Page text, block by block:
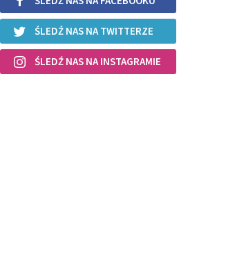
ŚLEDŹ NAS NA TWITTERZE
ŚLEDŹ NAS NA INSTAGRAMIE